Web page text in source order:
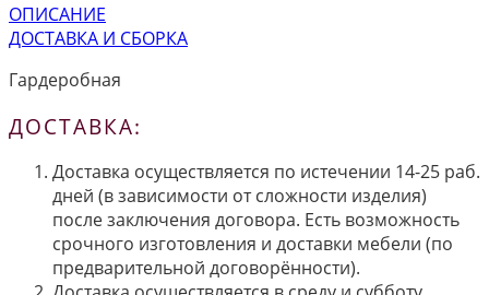
ОПИСАНИЕ
ДОСТАВКА И СБОРКА
Гардеробная
ДОСТАВКА:
Доставка осуществляется по истечении 14-25 раб.
дней (в зависимости от сложности изделия)
после заключения договора. Есть возможность
срочного изготовления и доставки мебели (по
предварительной договорённости).